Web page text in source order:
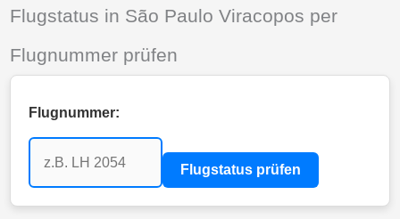
Flugstatus in São Paulo Viracopos per
Flugnummer prüfen
Flugnummer:
Flugstatus prüfen